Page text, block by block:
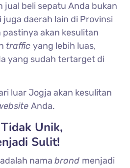
jual beli sepatu Anda bukan
juga daerah lain di Provinsi
pastinya akan kesulitan
trafficyang lebih luas,
yang sudah tertarget di
luar Jogja akan kesulitan
Anda.
Unik,
Sulit!
namabrand menjadi